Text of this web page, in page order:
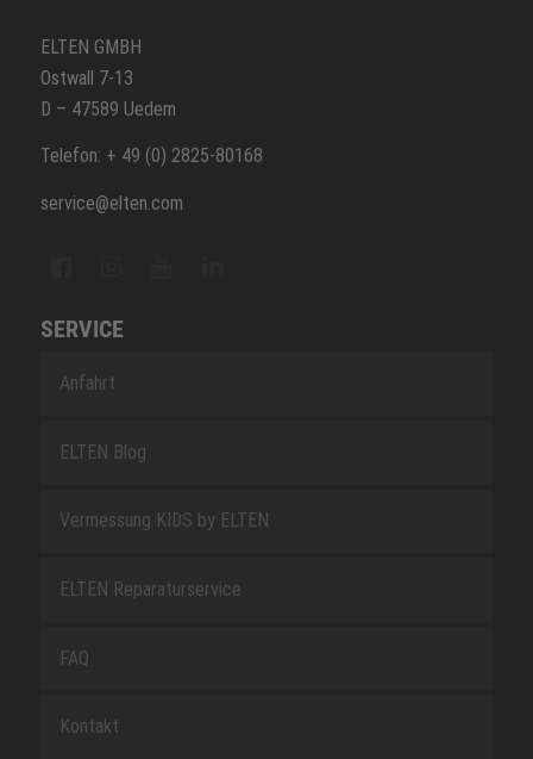
ELTEN GMBH
Ostwall 7-13
D – 47589 Uedem
Telefon: + 49 (0) 2825-80168
service@elten.com
SERVICE
Anfahrt
ELTEN Blog
Vermessung KIDS by ELTEN
ELTEN Reparaturservice
FAQ
Kontakt